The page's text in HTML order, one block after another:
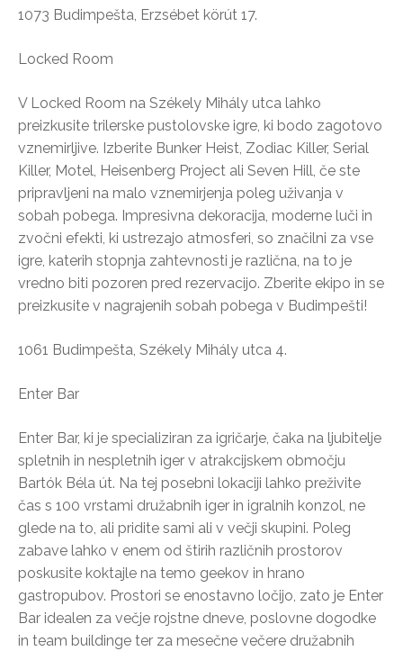
1073 Budimpešta, Erzsébet körút 17.
Locked Room
V Locked Room na Székely Mihály utca lahko
preizkusite trilerske pustolovske igre, ki bodo zagotovo
vznemirljive. Izberite Bunker Heist, Zodiac Killer, Serial
Killer, Motel, Heisenberg Project ali Seven Hill, če ste
pripravljeni na malo vznemirjenja poleg uživanja v
sobah pobega. Impresivna dekoracija, moderne luči in
zvočni efekti, ki ustrezajo atmosferi, so značilni za vse
igre, katerih stopnja zahtevnosti je različna, na to je
vredno biti pozoren pred rezervacijo. Zberite ekipo in se
preizkusite v nagrajenih sobah pobega v Budimpešti!
1061 Budimpešta, Székely Mihály utca 4.
Enter Bar
Enter Bar, ki je specializiran za igričarje, čaka na ljubitelje
spletnih in nespletnih iger v atrakcijskem območju
Bartók Béla út. Na tej posebni lokaciji lahko preživite
čas s 100 vrstami družabnih iger in igralnih konzol, ne
glede na to, ali pridite sami ali v večji skupini. Poleg
zabave lahko v enem od štirih različnih prostorov
poskusite koktajle na temo geekov in hrano
gastropubov. Prostori se enostavno ločijo, zato je Enter
Bar idealen za večje rojstne dneve, poslovne dogodke
in team buildinge ter za mesečne večere družabnih